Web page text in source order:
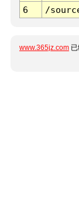
6
/
www.365jz.com